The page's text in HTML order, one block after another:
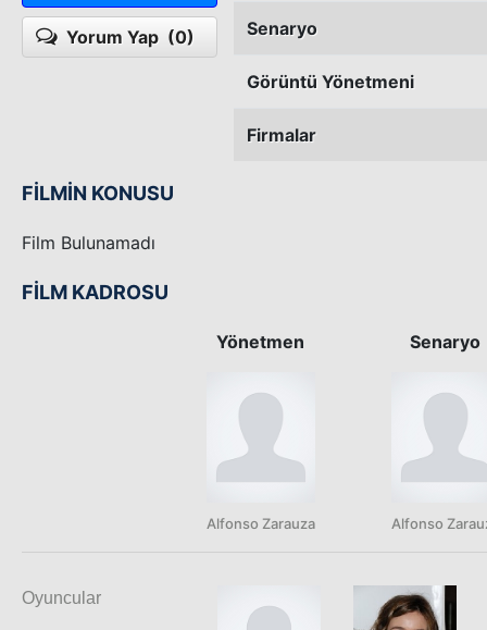
Yorum Yap (0) Senaryo
Görüntü Yönetmeni
Firmalar
FİLMİN KONUSU
Film Bulunamadı
FİLM KADROSU
Yönetmen
Alfonso Zarauza
Senaryo
Alfonso
Oyuncular